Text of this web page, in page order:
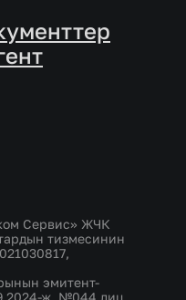
Сервис» ЖЧК
тизмесинин
эмитент-